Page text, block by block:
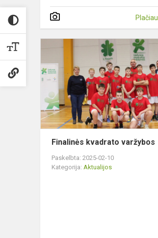
Plačiau
Finalinės kvadrato varžybos
Paskelbta: 2025-02-10
Kategorija: Aktualijos